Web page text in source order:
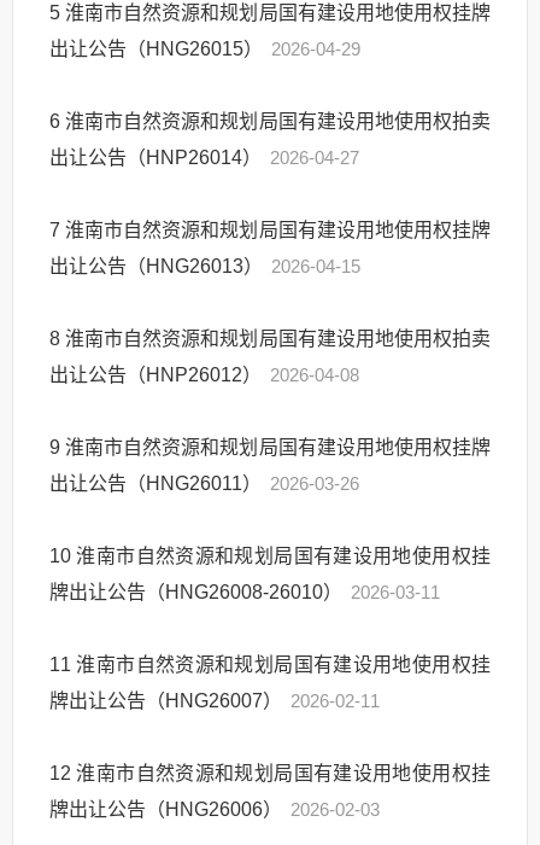
5 淮南市自然资源和规划局国有建设用地使用权挂牌
出让公告（HNG26015）
2026-04-29
6 淮南市自然资源和规划局国有建设用地使用权拍卖
出让公告（HNP26014）
2026-04-27
7 淮南市自然资源和规划局国有建设用地使用权挂牌
出让公告（HNG26013）
2026-04-15
8 淮南市自然资源和规划局国有建设用地使用权拍卖
出让公告（HNP26012）
2026-04-08
9 淮南市自然资源和规划局国有建设用地使用权挂牌
出让公告（HNG26011）
2026-03-26
10 淮南市自然资源和规划局国有建设用地使用权挂
牌出让公告（HNG26008-26010）
2026-03-11
11 淮南市自然资源和规划局国有建设用地使用权挂
牌出让公告（HNG26007）
2026-02-11
12 淮南市自然资源和规划局国有建设用地使用权挂
牌出让公告（HNG26006）
2026-02-03